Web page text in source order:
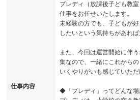
仕事内容
プレディ（放課後子ども教
仕事をお任せいたします。
未経験の方でも、子どもが
したいという気持ちがあれば
また、今回は運営開始に伴
集なので、一緒にこれから
いくやりがいも感じていただ
◆「プレディ」ってどんな場